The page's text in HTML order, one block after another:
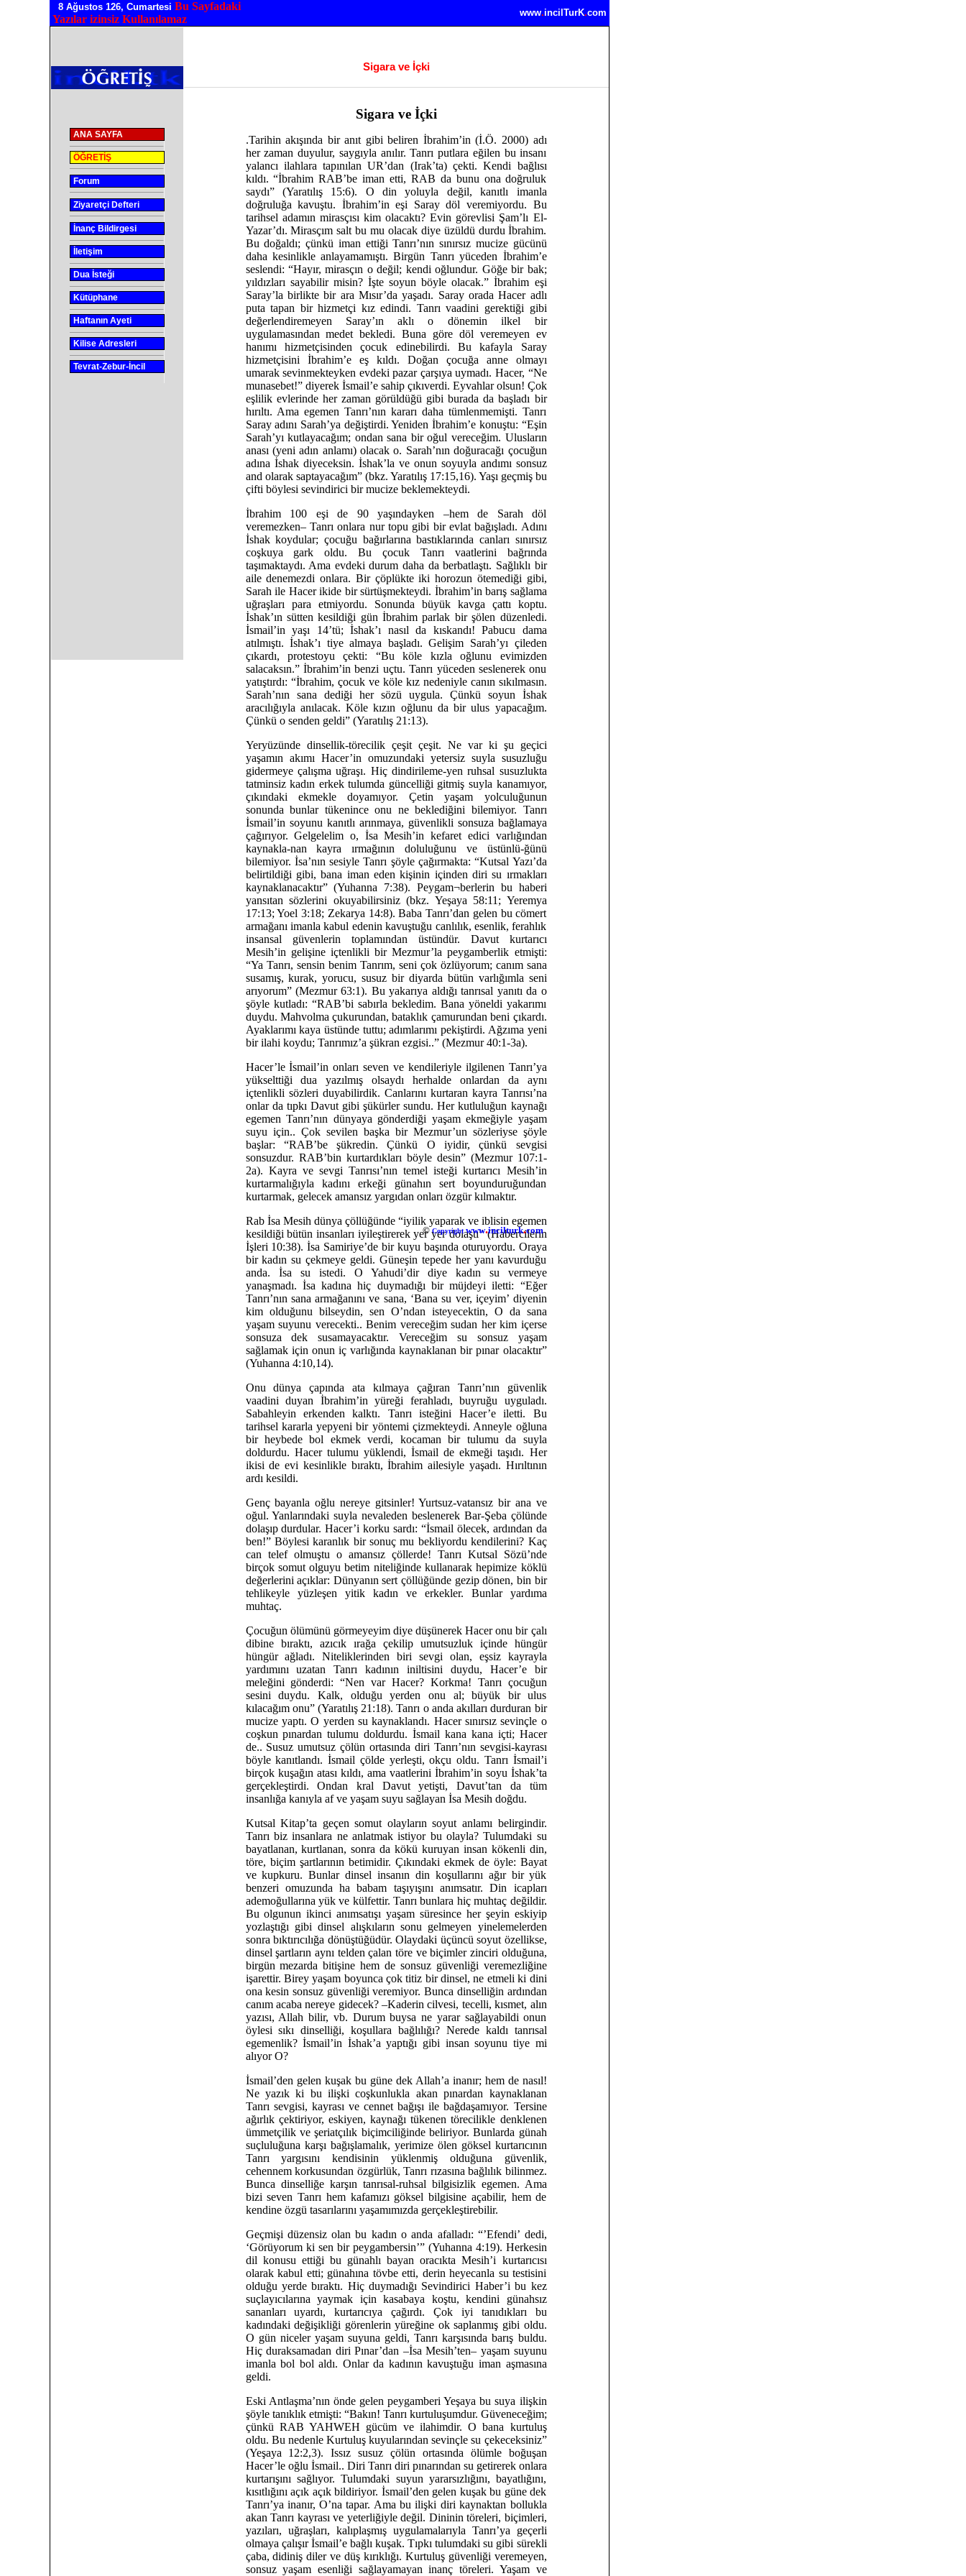
8 Ağustos 126, Cumartesi Bu Sayfadaki
Yazılar izinsiz Kullanılamaz
www.incil TurK.com
ANA SAYFA
ÖĞRETİŞ
Forum
Ziyaretçi Defteri
İnanç Bildirgesi
İletişim
Dua İsteği
Kütüphane
Haftanın Ayeti
Kilise Adresleri
Tevrat-Zebur-İncil
Sigara ve İçki
Sigara ve İçki
.Tarihin akışında bir anıt gibi beliren İbrahim’in (İ.Ö. 2000) adı
her zaman duyulur, saygıyla anılır. Tanrı putlara eğilen bu insanı
yalancı ilahlara tapınılan UR’dan (Irak’ta) çekti. Kendi bağlısı
kıldı. “İbrahim RAB’be iman etti, RAB da bunu ona doğruluk
saydı” (Yaratılış 15:6). O din yoluyla değil, kanıtlı imanla
doğruluğa kavuştu. İbrahim’in eşi Saray döl veremiyordu. Bu
tarihsel adamın mirasçısı kim olacaktı? Evin görevlisi Şam’lı El-
Yazar’dı. Mirasçım salt bu mu olacak diye üzüldü durdu İbrahim.
Bu doğaldı; çünkü iman ettiği Tanrı’nın sınırsız mucize gücünü
daha kesinlikle anlayamamıştı. Birgün Tanrı yüceden İbrahim’e
seslendi: “Hayır, mirasçın o değil; kendi oğlundur. Göğe bir bak;
yıldızları sayabilir misin? İşte soyun böyle olacak.” İbrahim eşi
Saray’la birlikte bir ara Mısır’da yaşadı. Saray orada Hacer adlı
puta tapan bir hizmetçi kız edindi. Tanrı vaadini gerektiği gibi
değerlendiremeyen Saray’ın aklı o dönemin ilkel bir
uygulamasından medet bekledi. Buna göre döl veremeyen ev
hanımı hizmetçisinden çocuk edinebilirdi. Bu kafayla Saray
hizmetçisini İbrahim’e eş kıldı. Doğan çocuğa anne olmayı
umarak sevinmekteyken evdeki pazar çarşıya uymadı. Hacer, “Ne
munasebet!” diyerek İsmail’e sahip çıkıverdi. Eyvahlar olsun! Çok
eşlilik evlerinde her zaman görüldüğü gibi burada da başladı bir
hırıltı. Ama egemen Tanrı’nın kararı daha tümlenmemişti. Tanrı
Saray adını Sarah’ya değiştirdi. Yeniden İbrahim’e konuştu: “Eşin
Sarah’yı kutlayacağım; ondan sana bir oğul vereceğim. Ulusların
anası (yeni adın anlamı) olacak o. Sarah’nın doğuracağı çocuğun
adına İshak diyeceksin. İshak’la ve onun soyuyla andımı sonsuz
and olarak saptayacağım” (bkz. Yaratılış 17:15,16). Yaşı geçmiş bu
çifti böylesi sevindirici bir mucize beklemekteydi.
İbrahim 100 eşi de 90 yaşındayken –hem de Sarah döl
veremezken– Tanrı onlara nur topu gibi bir evlat bağışladı. Adını
İshak koydular; çocuğu bağırlarına bastıklarında canları sınırsız
coşkuya gark oldu. Bu çocuk Tanrı vaatlerini bağrında
taşımaktaydı. Ama evdeki durum daha da berbatlaştı. Sağlıklı bir
aile denemezdi onlara. Bir çöplükte iki horozun ötemediği gibi,
Sarah ile Hacer ikide bir sürtüşmekteydi. İbrahim’in barış sağlama
uğraşları para etmiyordu. Sonunda büyük kavga çattı koptu.
İshak’ın sütten kesildiği gün İbrahim parlak bir şölen düzenledi.
İsmail’in yaşı 14’tü; İshak’ı nasıl da kıskandı! Pabucu dama
atılmıştı. İshak’ı tiye almaya başladı. Gelişim Sarah’yı çileden
çıkardı, protestoyu çekti: “Bu köle kızla oğlunu evimizden
salacaksın.” İbrahim’in benzi uçtu. Tanrı yüceden seslenerek onu
yatıştırdı: “İbrahim, çocuk ve köle kız nedeniyle canın sıkılmasın.
Sarah’nın sana dediği her sözü uygula. Çünkü soyun İshak
aracılığıyla anılacak. Köle kızın oğlunu da bir ulus yapacağım.
Çünkü o senden geldi” (Yaratılış 21:13).
Yeryüzünde dinsellik-törecilik çeşit çeşit. Ne var ki şu geçici
yaşamın akımı Hacer’in omuzundaki yetersiz suyla susuzluğu
gidermeye çalışma uğraşı. Hiç dindirileme-yen ruhsal susuzlukta
tatminsiz kadın erkek tulumda güncelliği gitmiş suyla kanamıyor,
çıkındaki ekmekle doyamıyor. Çetin yaşam yolculuğunun
sonunda bunlar tükenince onu ne beklediğini bilemiyor. Tanrı
İsmail’in soyunu kanıtlı arınmaya, güvenlikli sonsuza bağlamaya
çağırıyor. Gelgelelim o, İsa Mesih’in kefaret edici varlığından
kaynakla-nan kayra ırmağının doluluğunu ve üstünlü-ğünü
bilemiyor. İsa’nın sesiyle Tanrı şöyle çağırmakta: “Kutsal Yazı’da
belirtildiği gibi, bana iman eden kişinin içinden diri su ırmakları
kaynaklanacaktır” (Yuhanna 7:38). Peygam¬berlerin bu haberi
yansıtan sözlerini okuyabilirsiniz (bkz. Yeşaya 58:11; Yeremya
17:13; Yoel 3:18; Zekarya 14:8). Baba Tanrı’dan gelen bu cömert
armağanı imanla kabul edenin kavuştuğu canlılık, esenlik, ferahlık
insansal güvenlerin toplamından üstündür. Davut kurtarıcı
Mesih’in gelişine içtenlikli bir Mezmur’la peygamberlik etmişti:
“Ya Tanrı, sensin benim Tanrım, seni çok özlüyorum; canım sana
susamış, kurak, yorucu, susuz bir diyarda bütün varlığımla seni
arıyorum” (Mezmur 63:1). Bu yakarıya aldığı tanrısal yanıtı da o
şöyle kutladı: “RAB’bi sabırla bekledim. Bana yöneldi yakarımı
duydu. Mahvolma çukurundan, bataklık çamurundan beni çıkardı.
Ayaklarımı kaya üstünde tuttu; adımlarımı pekiştirdi. Ağzıma yeni
bir ilahi koydu; Tanrımız’a şükran ezgisi..” (Mezmur 40:1-3a).
Hacer’le İsmail’in onları seven ve kendileriyle ilgilenen Tanrı’ya
yükselttiği dua yazılmış olsaydı herhalde onlardan da aynı
içtenlikli sözleri duyabilirdik. Canlarını kurtaran kayra Tanrısı’na
onlar da tıpkı Davut gibi şükürler sundu. Her kutluluğun kaynağı
egemen Tanrı’nın dünyaya gönderdiği yaşam ekmeğiyle yaşam
suyu için.. Çok sevilen başka bir Mezmur’un sözleriyse şöyle
başlar: “RAB’be şükredin. Çünkü O iyidir, çünkü sevgisi
sonsuzdur. RAB’bin kurtardıkları böyle desin” (Mezmur 107:1-
2a). Kayra ve sevgi Tanrısı’nın temel isteği kurtarıcı Mesih’in
kurtarmalığıyla kadını erkeği günahın sert boyunduruğundan
kurtarmak, gelecek amansız yargıdan onları özgür kılmaktır.
Rab İsa Mesih dünya çöllüğünde “iyilik yaparak ve iblisin egemen
kesildiği bütün insanları iyileştirerek yer yer dolaştı” (Habercilerin
İşleri 10:38). İsa Samiriye’de bir kuyu başında oturuyordu. Oraya
bir kadın su çekmeye geldi. Güneşin tepede her yanı kavurduğu
anda. İsa su istedi. O Yahudi’dir diye kadın su vermeye
yanaşmadı. İsa kadına hiç duymadığı bir müjdeyi iletti: “Eğer
Tanrı’nın sana armağanını ve sana, ‘Bana su ver, içeyim’ diyenin
kim olduğunu bilseydin, sen O’ndan isteyecektin, O da sana
yaşam suyunu verecekti.. Benim vereceğim sudan her kim içerse
sonsuza dek susamayacaktır. Vereceğim su sonsuz yaşam
sağlamak için onun iç varlığında kaynaklanan bir pınar olacaktır”
(Yuhanna 4:10,14).
Onu dünya çapında ata kılmaya çağıran Tanrı’nın güvenlik
vaadini duyan İbrahim’in yüreği ferahladı, buyruğu uyguladı.
Sabahleyin erkenden kalktı. Tanrı isteğini Hacer’e iletti. Bu
tarihsel kararla yepyeni bir yöntemi çizmekteydi. Anneyle oğluna
bir heybede bol ekmek verdi, kocaman bir tulumu da suyla
doldurdu. Hacer tulumu yüklendi, İsmail de ekmeği taşıdı. Her
ikisi de evi kesinlikle bıraktı, İbrahim ailesiyle yaşadı. Hırıltının
ardı kesildi.
Genç bayanla oğlu nereye gitsinler! Yurtsuz-vatansız bir ana ve
oğul. Yanlarındaki suyla nevaleden beslenerek Bar-Şeba çölünde
dolaşıp durdular. Hacer’i korku sardı: “İsmail ölecek, ardından da
ben!” Böylesi karanlık bir sonuç mu bekliyordu kendilerini? Kaç
can telef olmuştu o amansız çöllerde! Tanrı Kutsal Sözü’nde
birçok somut olguyu betim niteliğinde kullanarak hepimize köklü
değerlerini açıklar: Dünyanın sert çöllüğünde gezip dönen, bin bir
tehlikeyle yüzleşen yitik kadın ve erkekler. Bunlar yardıma
muhtaç.
Çocuğun ölümünü görmeyeyim diye düşünerek Hacer onu bir çalı
dibine bıraktı, azıcık ırağa çekilip umutsuzluk içinde hüngür
hüngür ağladı. Niteliklerinden biri sevgi olan, eşsiz kayrayla
yardımını uzatan Tanrı kadının iniltisini duydu, Hacer’e bir
meleğini gönderdi: “Nen var Hacer? Korkma! Tanrı çocuğun
sesini duydu. Kalk, olduğu yerden onu al; büyük bir ulus
kılacağım onu” (Yaratılış 21:18). Tanrı o anda akılları durduran bir
mucize yaptı. O yerden su kaynaklandı. Hacer sınırsız sevinçle o
coşkun pınardan tulumu doldurdu. İsmail kana kana içti; Hacer
de.. Susuz umutsuz çölün ortasında diri Tanrı’nın sevgisi-kayrası
böyle kanıtlandı. İsmail çölde yerleşti, okçu oldu. Tanrı İsmail’i
birçok kuşağın atası kıldı, ama vaatlerini İbrahim’in soyu İshak’ta
gerçekleştirdi. Ondan kral Davut yetişti, Davut’tan da tüm
insanlığa kanıyla af ve yaşam suyu sağlayan İsa Mesih doğdu.
Kutsal Kitap’ta geçen somut olayların soyut anlamı belirgindir.
Tanrı biz insanlara ne anlatmak istiyor bu olayla? Tulumdaki su
bayatlanan, kurtlanan, sonra da kökü kuruyan insan kökenli din,
töre, biçim şartlarının betimidir. Çıkındaki ekmek de öyle: Bayat
ve kupkuru. Bunlar dinsel insanın din koşullarını ağır bir yük
benzeri omuzunda ha babam taşıyışını anımsatır. Din icapları
ademoğullarına yük ve külfettir. Tanrı bunlara hiç muhtaç değildir.
Bu olgunun ikinci anımsatışı yaşam süresince her şeyin eskiyip
yozlaştığı gibi dinsel alışkıların sonu gelmeyen yinelemelerden
sonra bıktırıcılığa dönüştüğüdür. Olaydaki üçüncü soyut özellikse,
dinsel şartların aynı telden çalan töre ve biçimler zinciri olduğuna,
birgün mezarda bitişine hem de sonsuz güvenliği veremezliğine
işarettir. Birey yaşam boyunca çok titiz bir dinsel, ne etmeli ki dini
ona kesin sonsuz güvenliği veremiyor. Bunca dinselliğin ardından
canım acaba nereye gidecek? –Kaderin cilvesi, tecelli, kısmet, alın
yazısı, Allah bilir, vb. Durum buysa ne yarar sağlayabildi onun
öylesi sıkı dinselliği, koşullara bağlılığı? Nerede kaldı tanrısal
egemenlik? İsmail’in İshak’a yaptığı gibi insan soyunu tiye mi
alıyor O?
İsmail’den gelen kuşak bu güne dek Allah’a inanır; hem de nasıl!
Ne yazık ki bu ilişki coşkunlukla akan pınardan kaynaklanan
Tanrı sevgisi, kayrası ve cennet bağışı ile bağdaşamıyor. Tersine
ağırlık çektiriyor, eskiyen, kaynağı tükenen törecilikle denklenen
ümmetçilik ve şeriatçılık biçimciliğinde beliriyor. Bunlarda günah
suçluluğuna karşı bağışlamalık, yerimize ölen göksel kurtarıcının
Tanrı yargısını kendisinin yüklenmiş olduğuna güvenlik,
cehennem korkusundan özgürlük, Tanrı rızasına bağlılık bilinmez.
Bunca dinselliğe karşın tanrısal-ruhsal bilgisizlik egemen. Ama
bizi seven Tanrı hem kafamızı göksel bilgisine açabilir, hem de
kendine özgü tasarılarını yaşamımızda gerçekleştirebilir.
Geçmişi düzensiz olan bu kadın o anda afalladı: “’Efendi’ dedi,
‘Görüyorum ki sen bir peygambersin’” (Yuhanna 4:19). Herkesin
dil konusu ettiği bu günahlı bayan oracıkta Mesih’i kurtarıcısı
olarak kabul etti; günahına tövbe etti, derin heyecanla su testisini
olduğu yerde bıraktı. Hiç duymadığı Sevindirici Haber’i bu kez
suçlayıcılarına yaymak için kasabaya koştu, kendini günahsız
sananları uyardı, kurtarıcıya çağırdı. Çok iyi tanıdıkları bu
kadındaki değişikliği görenlerin yüreğine ok saplanmış gibi oldu.
O gün niceler yaşam suyuna geldi, Tanrı karşısında barış buldu.
Hiç duraksamadan diri Pınar’dan –İsa Mesih’ten– yaşam suyunu
imanla bol bol aldı. Onlar da kadının kavuştuğu iman aşmasına
geldi.
Eski Antlaşma’nın önde gelen peygamberi Yeşaya bu suya ilişkin
şöyle tanıklık etmişti: “Bakın! Tanrı kurtuluşumdur. Güveneceğim;
çünkü RAB YAHWEH gücüm ve ilahimdir. O bana kurtuluş
oldu. Bu nedenle Kurtuluş kuyularından sevinçle su çekeceksiniz”
(Yeşaya 12:2,3). Issız susuz çölün ortasında ölümle boğuşan
Hacer’le oğlu İsmail.. Diri Tanrı diri pınarından su getirerek onlara
kurtarışını sağlıyor. Tulumdaki suyun yararsızlığını, bayatlığını,
kısıtlığını açık açık bildiriyor. İsmail’den gelen kuşak bu güne dek
Tanrı’ya inanır, O’na tapar. Ama bu ilişki diri kaynaktan bollukla
akan Tanrı kayrası ve yeterliğiyle değil. Dininin töreleri, biçimleri,
yazıları, uğraşları, kalıplaşmış uygulamalarıyla Tanrı’ya geçerli
olmaya çalışır İsmail’e bağlı kuşak. Tıpkı tulumdaki su gibi sürekli
çaba, didiniş diler ve düş kırıklığı. Kurtuluş güvenliği veremeyen,
sonsuz yaşam esenliği sağlayamayan inanç töreleri. Yaşam ve
©Copyrightwww.incilturk.com